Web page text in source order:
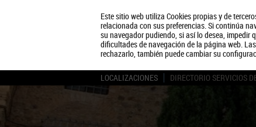
Este sitio web utiliza Cookies propias y de
relacionada con sus preferencias. Si continúa
su navegador pudiendo, si así lo desea, impedir
dificultades de navegación de la página web.
rechazarlo, también puede cambiar su
LOCALIZACIONES DIRECTORIO SERVICIOS